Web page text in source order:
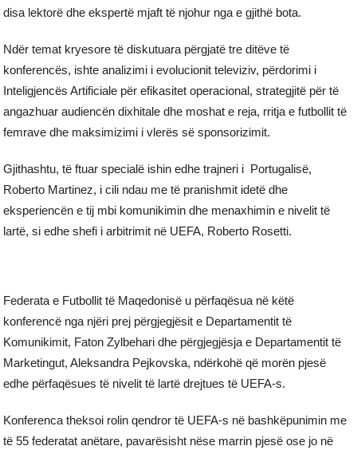
disa lektorë dhe ekspertë mjaft të njohur nga e gjithë bota.
Ndër temat kryesore të diskutuara përgjatë tre ditëve të
konferencës, ishte analizimi i evolucionit televiziv, përdorimi i
Inteligjencës Artificiale për efikasitet operacional, strategjitë për të
angazhuar audiencën dixhitale dhe moshat e reja, rritja e futbollit të
femrave dhe maksimizimi i vlerës së sponsorizimit.
Gjithashtu, të ftuar specialë ishin edhe trajneri i Portugalisë,
Roberto Martinez, i cili ndau me të pranishmit idetë dhe
eksperiencën e tij mbi komunikimin dhe menaxhimin e nivelit të
lartë, si edhe shefi i arbitrimit në UEFA, Roberto Rosetti.
Federata e Futbollit të Maqedonisë u përfaqësua në këtë
konferencë nga njëri prej përgjegjësit e Departamentit të
Komunikimit, Faton Zylbehari dhe përgjegjësja e Departamentit të
Marketingut, Aleksandra Pejkovska, ndërkohë që morën pjesë
edhe përfaqësues të nivelit të lartë drejtues të UEFA-s.
Konferenca theksoi rolin qendror të UEFA-s në bashkëpunimin me
të 55 federatat anëtare, pavarësisht nëse marrin pjesë ose jo në